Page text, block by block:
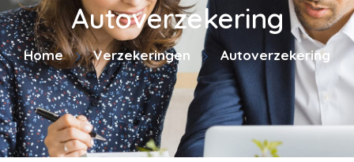
Autoverzekering
Home Verzekeringen Autoverzekering